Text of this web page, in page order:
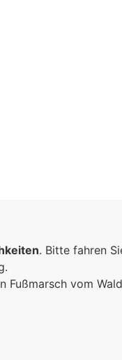
. Bitte fahren
Fußmarsch vom